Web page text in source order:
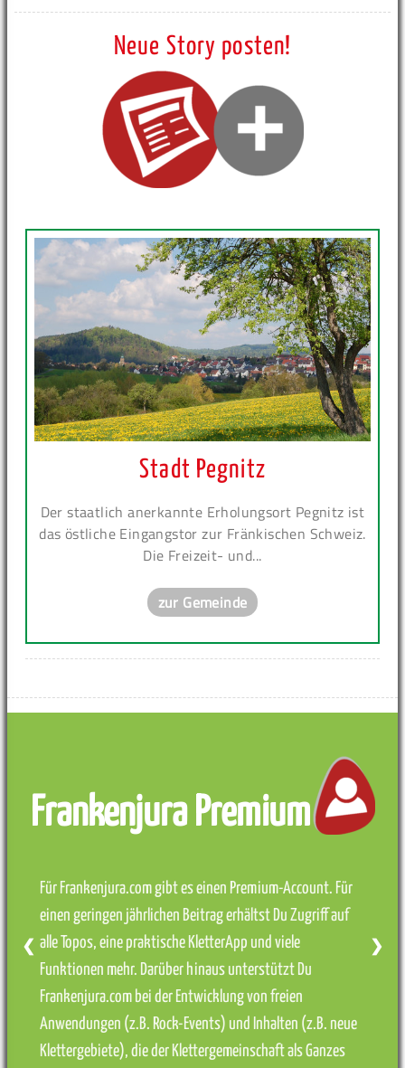
Neue Story posten!
Stadt Pegnitz
Der staatlich anerkannte Erholungsort Pegnitz ist
das östliche Eingangstor zur Fränkischen Schweiz.
Die Freizeit- und...
zur Gemeinde
Frankenjura Premium
Für Frankenjura.com gibt es einen Premium-Account. Für
einen geringen jährlichen Beitrag erhältst Du Zugriff auf
alle Topos, eine praktische KletterApp und viele
Funktionen mehr. Darüber hinaus unterstützt Du
Frankenjura.com bei der Entwicklung von freien
Anwendungen (z.B. Rock-Events) und Inhalten (z.B. neue
Klettergebiete), die der Klettergemeinschaft als Ganzes
❮ ❯